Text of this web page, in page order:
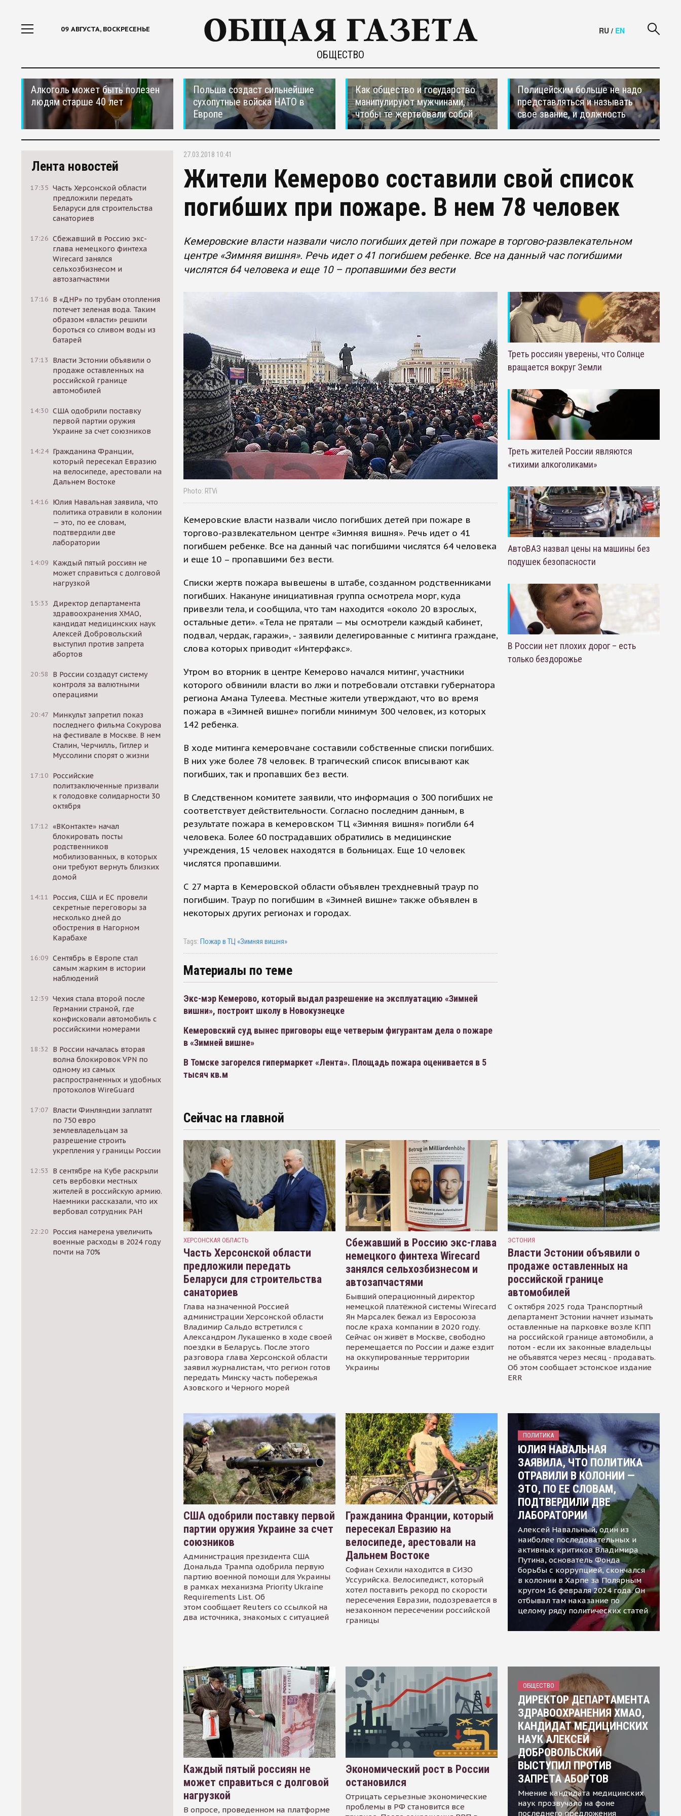
09 АВГУСТА, ВОСКРЕСЕНЬЕ
ОБЩЕСТВО
RU / EN
Алкоголь может быть полезен
людям старше 40 лет
Польша создаст сильнейшие
сухопутные войска НАТО в
Европе
Как общество и государство
манипулируют мужчинами,
чтобы те жертвовали собой
Полицейским больше не надо
представляться и называть
свое звание, и должность
Лента новостей
17:35 Часть Херсонской области
предложили передать
Беларуси для строительства
санаториев
17:26 Сбежавший в Россию экс-
глава немецкого финтеха
Wirecard занялся
сельхозбизнесом и
автозапчастями
17:16 В «ДНР» по трубам отопления
потечет зеленая вода. Таким
образом «власти» решили
бороться со сливом воды из
батарей
17:13
Власти Эстонии объявили о
продаже оставленных на
российской границе
автомобилей
14:30 США одобрили поставку
первой партии оружия
Украине за счет союзников
14:24 Гражданина Франции,
который пересекал Евразию
на велосипеде, арестовали на
Дальнем Востоке
14:16 Юлия Навальная заявила, что
политика отравили в колонии
— это, по ее словам,
подтвердили две
лаборатории
14:09 Каждый пятый россиян не
может справиться с долговой
нагрузкой
15:33
Директор департамента
здравоохранения ХМАО,
кандидат медицинских наук
Алексей Добровольский
выступил против запрета
абортов
20:58
В России создадут систему
контроля за валютными
операциями
20:47 Минкульт запретил показ
последнего фильма Сокурова
на фестивале в Москве. В нем
Сталин, Черчилль, Гитлер и
Муссолини спорят о жизни
17:10 Российские
политзаключенные призвали
к голодовке солидарности 30
октября
17:12 «ВКонтакте» начал
блокировать посты
родственников
мобилизованных, в которых
они требуют вернуть близких
домой
14:11
Россия, США и ЕС провели
секретные переговоры за
несколько дней до
обострения в Нагорном
Карабахе
16:09 Сентябрь в Европе стал
самым жарким в истории
наблюдений
12:39 Чехия стала второй после
Германии страной, где
конфисковали автомобиль с
российскими номерами
18:32
В России началась вторая
волна блокировок VPN по
одному из самых
распространенных и удобных
протоколов WireGuard
17:07 Власти Финляндии заплатят
по 750 евро
землевладельцам за
разрешение строить
укрепления у границы России
12:53
В сентябре на Кубе раскрыли
сеть вербовки местных
жителей в российскую армию.
Наемники рассказали, что их
вербовал сотрудник РАН
22:20 Россия намерена увеличить
военные расходы в 2024 году
почти на 70%
27.03.2018 10:41
Жители Кемерово составили свой список
погибших при пожаре. В нем 78 человек
Кемеровские власти назвали число погибших детей при пожаре в торгово-развлекательном
центре «Зимняя вишня». Речь идет о 41 погибшем ребенке. Все на данный час погибшими
числятся 64 человека и еще 10 – пропавшими без вести
Photo: RTVi
Кемеровские власти назвали число погибших детей при пожаре в
торгово-развлекательном центре «Зимняя вишня». Речь идет о 41
погибшем ребенке. Все на данный час погибшими числятся 64 человека
и еще 10 – пропавшими без вести.
Списки жертв пожара вывешены в штабе, созданном родственниками
погибших. Накануне инициативная группа осмотрела морг, куда
привезли тела, и сообщила, что там находится «около 20 взрослых,
остальные дети». «Тела не прятали — мы осмотрели каждый кабинет,
подвал, чердак, гаражи», - заявили делегированные с митинга граждане,
слова которых приводит «Интерфакс».
Утром во вторник в центре Кемерово начался митинг, участники
которого обвинили власти во лжи и потребовали отставки губернатора
региона Амана Тулеева. Местные жители утверждают, что во время
пожара в «Зимней вишне» погибли минимум 300 человек, из которых
142 ребенка.
В ходе митинга кемеровчане составили собственные списки погибших.
В них уже более 78 человек. В трагический список вписывают как
погибших, так и пропавших без вести.
В Следственном комитете заявили, что информация о 300 погибших не
соответствует действительности. Согласно последним данным, в
результате пожара в кемеровском ТЦ «Зимняя вишня» погибли 64
человека. Более 60 пострадавших обратились в медицинские
учреждения, 15 человек находятся в больницах. Еще 10 человек
числятся пропавшими.
С 27 марта в Кемеровской области объявлен трехдневный траур по
погибшим. Траур по погибшим в «Зимней вишне» также объявлен в
некоторых других регионах и городах.
Tags: Пожар в ТЦ «Зимняя вишня»
Материалы по теме
Экс-мэр Кемерово, который выдал разрешение на эксплуатацию «Зимней
вишни», построит школу в Новокузнецке
Кемеровский суд вынес приговоры еще четверым фигурантам дела о пожаре
в «Зимней вишне»
В Томске загорелся гипермаркет «Лента». Площадь пожара оценивается в 5
тысяч кв.м
Треть россиян уверены, что Солнце
вращается вокруг Земли
Треть жителей России являются
«тихими алкоголиками»
АвтоВАЗ назвал цены на машины без
подушек безопасности
В России нет плохих дорог – есть
только бездорожье
Сейчас на главной
ХЕРСОНСКАЯ ОБЛАСТЬ
Часть Херсонской области
предложили передать
Беларуси для строительства
санаториев
Глава назначенной Россией
администрации Херсонской области
Владимир Сальдо встретился с
Александром Лукашенко в ходе своей
поездки в Беларусь. После этого
разговора глава Херсонской области
заявил журналистам, что регион готов
передать Минску часть побережья
Азовского и Черного морей
Сбежавший в Россию экс-глава
немецкого финтеха Wirecard
занялся сельхозбизнесом и
автозапчастями
Бывший операционный директор
немецкой платёжной системы Wirecard
Ян Марсалек бежал из Евросоюза
после краха компании в 2020 году.
Сейчас он живёт в Москве, свободно
перемещается по России и даже ездит
на оккупированные территории
Украины
ЭСТОНИЯ
Власти Эстонии объявили о
продаже оставленных на
российской границе
автомобилей
С октября 2025 года Транспортный
департамент Эстонии начнет изымать
оставленные на парковке возле КПП
на российской границе автомобили, а
потом - если их законные владельцы
не объявятся через месяц - продавать.
Об этом сообщает эстонское издание
ERR
США одобрили поставку первой
партии оружия Украине за счет
союзников
Администрация президента США
Дональда Трампа одобрила первую
партию военной помощи для Украины
в рамках механизма Priority Ukraine
Requirements List. Об
этом сообщает Reuters со ссылкой на
два источника, знакомых с ситуацией
Гражданина Франции, который
пересекал Евразию на
велосипеде, арестовали на
Дальнем Востоке
Софиан Сехили находится в СИЗО
Уссурийска. Велосипедист, который
хотел поставить рекорд по скорости
пересечения Евразии, подозревается в
незаконном пересечении российской
границы
ПОЛИТИКА
ЮЛИЯ НАВАЛЬНАЯ
ЗАЯВИЛА, ЧТО ПОЛИТИКА
ОТРАВИЛИ В КОЛОНИИ —
ЭТО, ПО ЕЕ СЛОВАМ,
ПОДТВЕРДИЛИ ДВЕ
ЛАБОРАТОРИИ
Алексей Навальный, один из
наиболее последовательных и
активных критиков Владимира
Путина, основатель Фонда
борьбы с коррупцией, скончался
в колонии в Харпе за Полярным
кругом 16 февраля 2024 года. Он
отбывал там наказание по
целому ряду политических статей
Каждый пятый россиян не
может справиться с долговой
нагрузкой
В опросе, проведенном на платформе
Экономический рост в России
остановился
Отрицать серьезные экономические
проблемы в РФ становится все
ОБЩЕСТВО
ДИРЕКТОР ДЕПАРТАМЕНТА
ЗДРАВООХРАНЕНИЯ ХМАО,
КАНДИДАТ МЕДИЦИНСКИХ
НАУК АЛЕКСЕЙ
ДОБРОВОЛЬСКИЙ
ВЫСТУПИЛ ПРОТИВ
ЗАПРЕТА АБОРТОВ
Мнение кандидата медицинских
наук прозвучало на фоне
последнего предложения